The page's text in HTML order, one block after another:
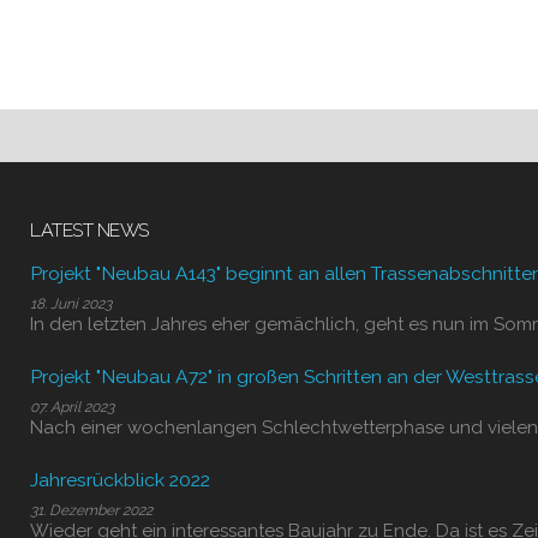
LATEST NEWS
Projekt "Neubau A143" beginnt an allen
18. Juni 2023
In den letzten Jahres eher gemächlich, geht es nun im
Projekt "Neubau A72" in großen Schritten an der
07. April 2023
Nach einer wochenlangen Schlechtwetterphase und
Jahresrückblick 2022
31. Dezember 2022
Wieder geht ein interessantes Baujahr zu Ende. Da ist es